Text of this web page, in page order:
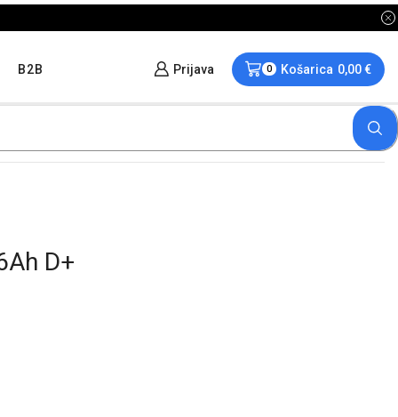
B2B Prijava 0 Košarica 0,00€
D+